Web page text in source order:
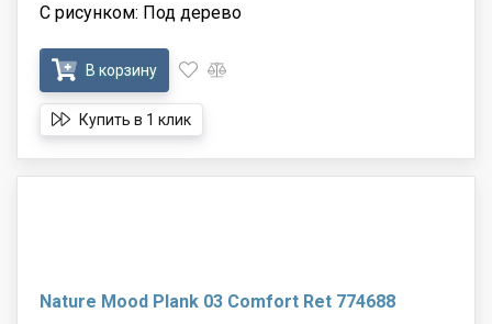
С рисунком: Под дерево
В корзину
Купить в 1 клик
Nature Mood Plank 03 Comfort Ret 774688